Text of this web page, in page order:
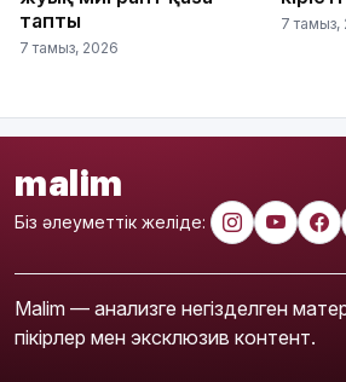
тапты
7 тамыз, 2026
7 тамыз,
malim
Біз әлеуметтік желіде:
Malim — анализге негізделген
пікірлер мен эксклюзив контент.